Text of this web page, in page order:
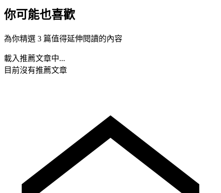
你可能也喜歡
為你精選 3 篇值得延伸閱讀的內容
載入推薦文章中...
目前沒有推薦文章